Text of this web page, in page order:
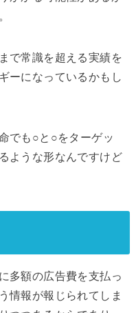
で常識を超える実績を
ーになっているかもし
でも○と○をターゲッ
ような形なんですけど
多額の広告費を支払っ
情報が報じられてしま